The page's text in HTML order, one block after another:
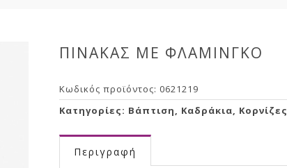
ΠΙΝΑΚΑΣ ΜΕ ΦΛΑΜΙΝΓΚΟ
Κωδικός προϊόντος: 0621219
Κατηγορίες: Βάπτιση, Καδράκια, Κορνίζες
Περιγραφή